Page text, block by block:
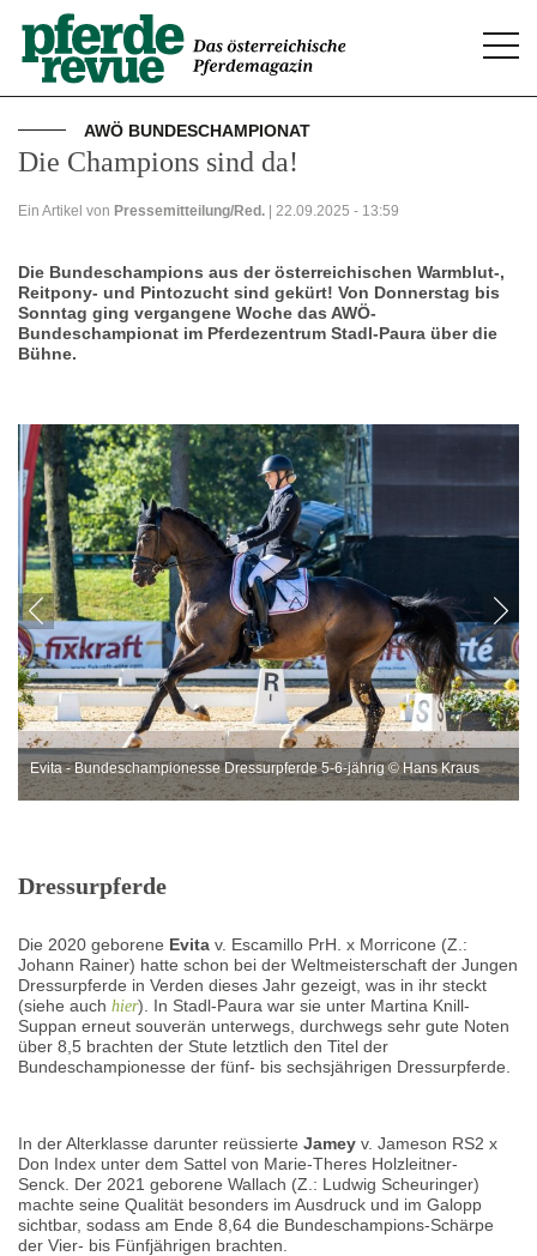
AWÖ BUNDESCHAMPIONAT
Die Champions sind da!
Ein Artikel von Pressemitteilung/Red. | 22.09.2025 - 13:59
Die Bundeschampions aus der österreichischen Warmblut-,
Reitpony- und Pintozucht sind gekürt! Von Donnerstag bis
Sonntag ging vergangene Woche das AWÖ-
Bundeschampionat im Pferdezentrum Stadl-Paura über die
Bühne.
Evita - Bundeschampionesse Dressurpferde 5-6-jährig © Hans Kraus
Dressurpferde
Die 2020 geborene Evita v. Escamillo PrH. x Morricone (Z.:
Johann Rainer) hatte schon bei der Weltmeisterschaft der Jungen
Dressurpferde in Verden dieses Jahr gezeigt, was in ihr steckt
(siehe auch hier). In Stadl-Paura war sie unter Martina Knill-
Suppan erneut souverän unterwegs, durchwegs sehr gute Noten
über 8,5 brachten der Stute letztlich den Titel der
Bundeschampionesse der fünf- bis sechsjährigen Dressurpferde.
In der Alterklasse darunter reüssierte Jamey v. Jameson RS2 x
Don Index unter dem Sattel von Marie-Theres Holzleitner-
Senck. Der 2021 geborene Wallach (Z.: Ludwig Scheuringer)
machte seine Qualität besonders im Ausdruck und im Galopp
sichtbar, sodass am Ende 8,64 die Bundeschampions-Schärpe
der Vier- bis Fünfjährigen brachten.